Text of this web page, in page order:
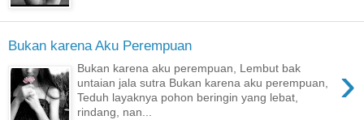
Bukan karena Aku Perempuan
›
Bukan karena aku perempuan, Lembut bak
untaian jala sutra Bukan karena aku perempuan,
Teduh layaknya pohon beringin yang lebat,
rindang, nan...